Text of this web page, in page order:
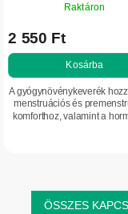
Raktáron
2 550 Ft
Kosárba
A gyógynövénykeverék
menstruációs és
komforthoz, valamint a
ÖSSZES